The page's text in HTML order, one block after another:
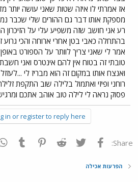
אז אמרתי לו איזה שטות שאני עושה יותר
מספקת אותו דבר גם ההורים שלי שכבר
רע אני חושב שזה משפיע עלי על הזיכרון
בהתחלה כאבי בטן אחרי ארוחה והכי
אמר לי שאני צריך לוותר על הספורט באופן
טובתי זה בטוח אין להם אינטרס ואני
ואנצח אותו במקום זה הוא מבריז לי
רוחני ופיזי ואתמול בלילה שוב התקפת
פסוק נראה לי לילה טוב אוהב אתכם
in or register to reply here.
Share: פייסבוק Twitter
Reddit
Pinterest
הפרעות אכילה